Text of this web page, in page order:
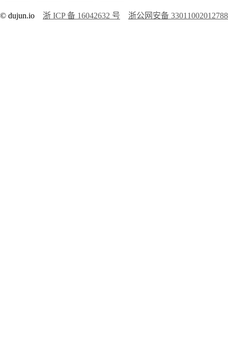
© dujun.io 浙 ICP 备 16042632 号 浙公网安备